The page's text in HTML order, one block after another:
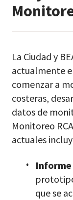
La Ciudad y
actualmente
comenzar a
costeras,
datos de
Monitoreo
actuales
Informe
que se